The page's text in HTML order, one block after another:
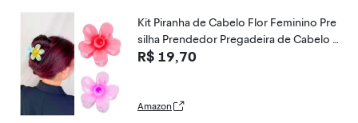
Kit Piranha de Cabelo Flor Feminino Pre
silha Prendedor Pregadeira de Cabelo F
lor BBB Maxi Praia Havaiana Blogueira A
Lilás)
R$ 19,70
Amazon